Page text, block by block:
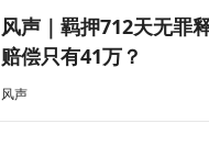
风声｜羁押712天无罪
赔偿只有41万？
风声